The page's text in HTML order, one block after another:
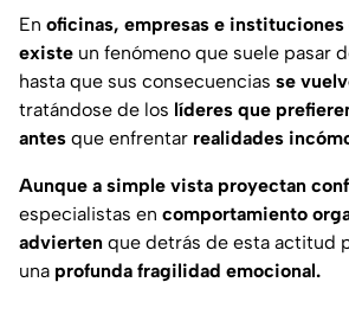
En oficinas, empresas e
existe un fenómeno que suele pasar
hasta que sus consecuencias se
tratándose de los líderes que
antes que enfrentar realidades
Aunque a simple vista proyectan
especialistas en comportamiento
advierten que detrás de esta actitud
una profunda fragilidad emocional.